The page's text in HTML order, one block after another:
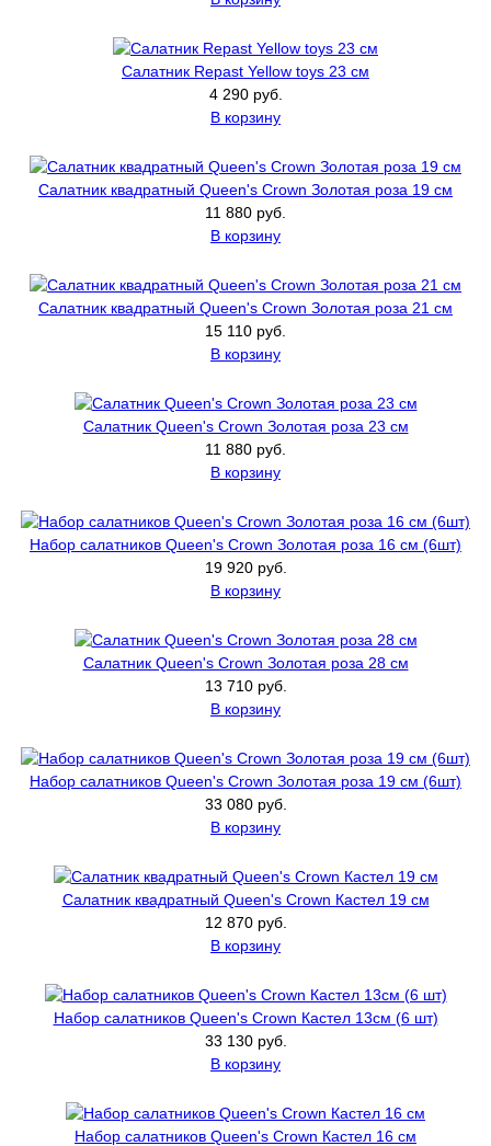
Салатник Repast Yellow toys 23 см
4 290 руб.
В корзину
Салатник квадратный Queen's Crown Золотая роза 19 см
11 880 руб.
В корзину
Салатник квадратный Queen's Crown Золотая роза 21 см
15 110 руб.
В корзину
Салатник Queen's Crown Золотая роза 23 см
11 880 руб.
В корзину
Набор салатников Queen's Crown Золотая роза 16 см (6шт)
19 920 руб.
В корзину
Салатник Queen's Crown Золотая роза 28 см
13 710 руб.
В корзину
Набор салатников Queen's Crown Золотая роза 19 см (6шт)
33 080 руб.
В корзину
Салатник квадратный Queen's Crown Кастел 19 см
12 870 руб.
В корзину
Набор салатников Queen's Crown Кастел 13см (6 шт)
33 130 руб.
В корзину
Набор салатников Queen's Crown Кастел 16 см